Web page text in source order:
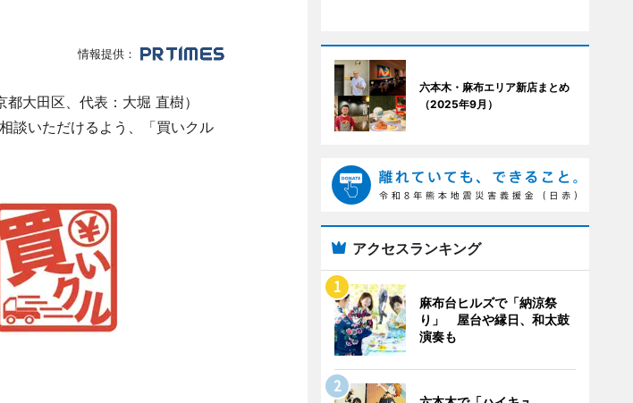
情報提供：
大田区、代表：大堀 直樹）
談いただけるよう、「買いクル
六本木・麻布エリア新店まとめ
（2025年9月）
アクセスランキング
麻布台ヒルズで「納涼祭
り」 屋台や縁日、和太鼓
演奏も